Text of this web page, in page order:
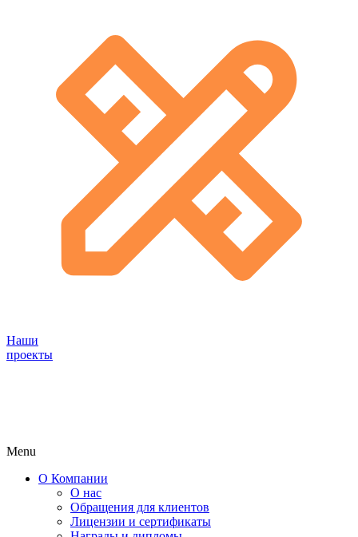
Наши
проекты
Menu
О Компании
О нас
Обращения для клиентов
Лицензии и сертификаты